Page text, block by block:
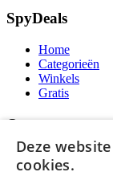
SpyDeals
Home
Categorieën
Winkels
Gratis
Over
Over ons
Deze
cookies.